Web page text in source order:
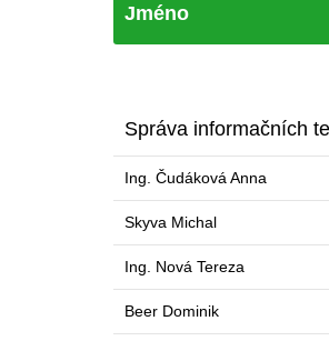
Jméno
Správa informačních
Ing. Čudáková Anna
Skyva Michal
Ing. Nová Tereza
Beer Dominik